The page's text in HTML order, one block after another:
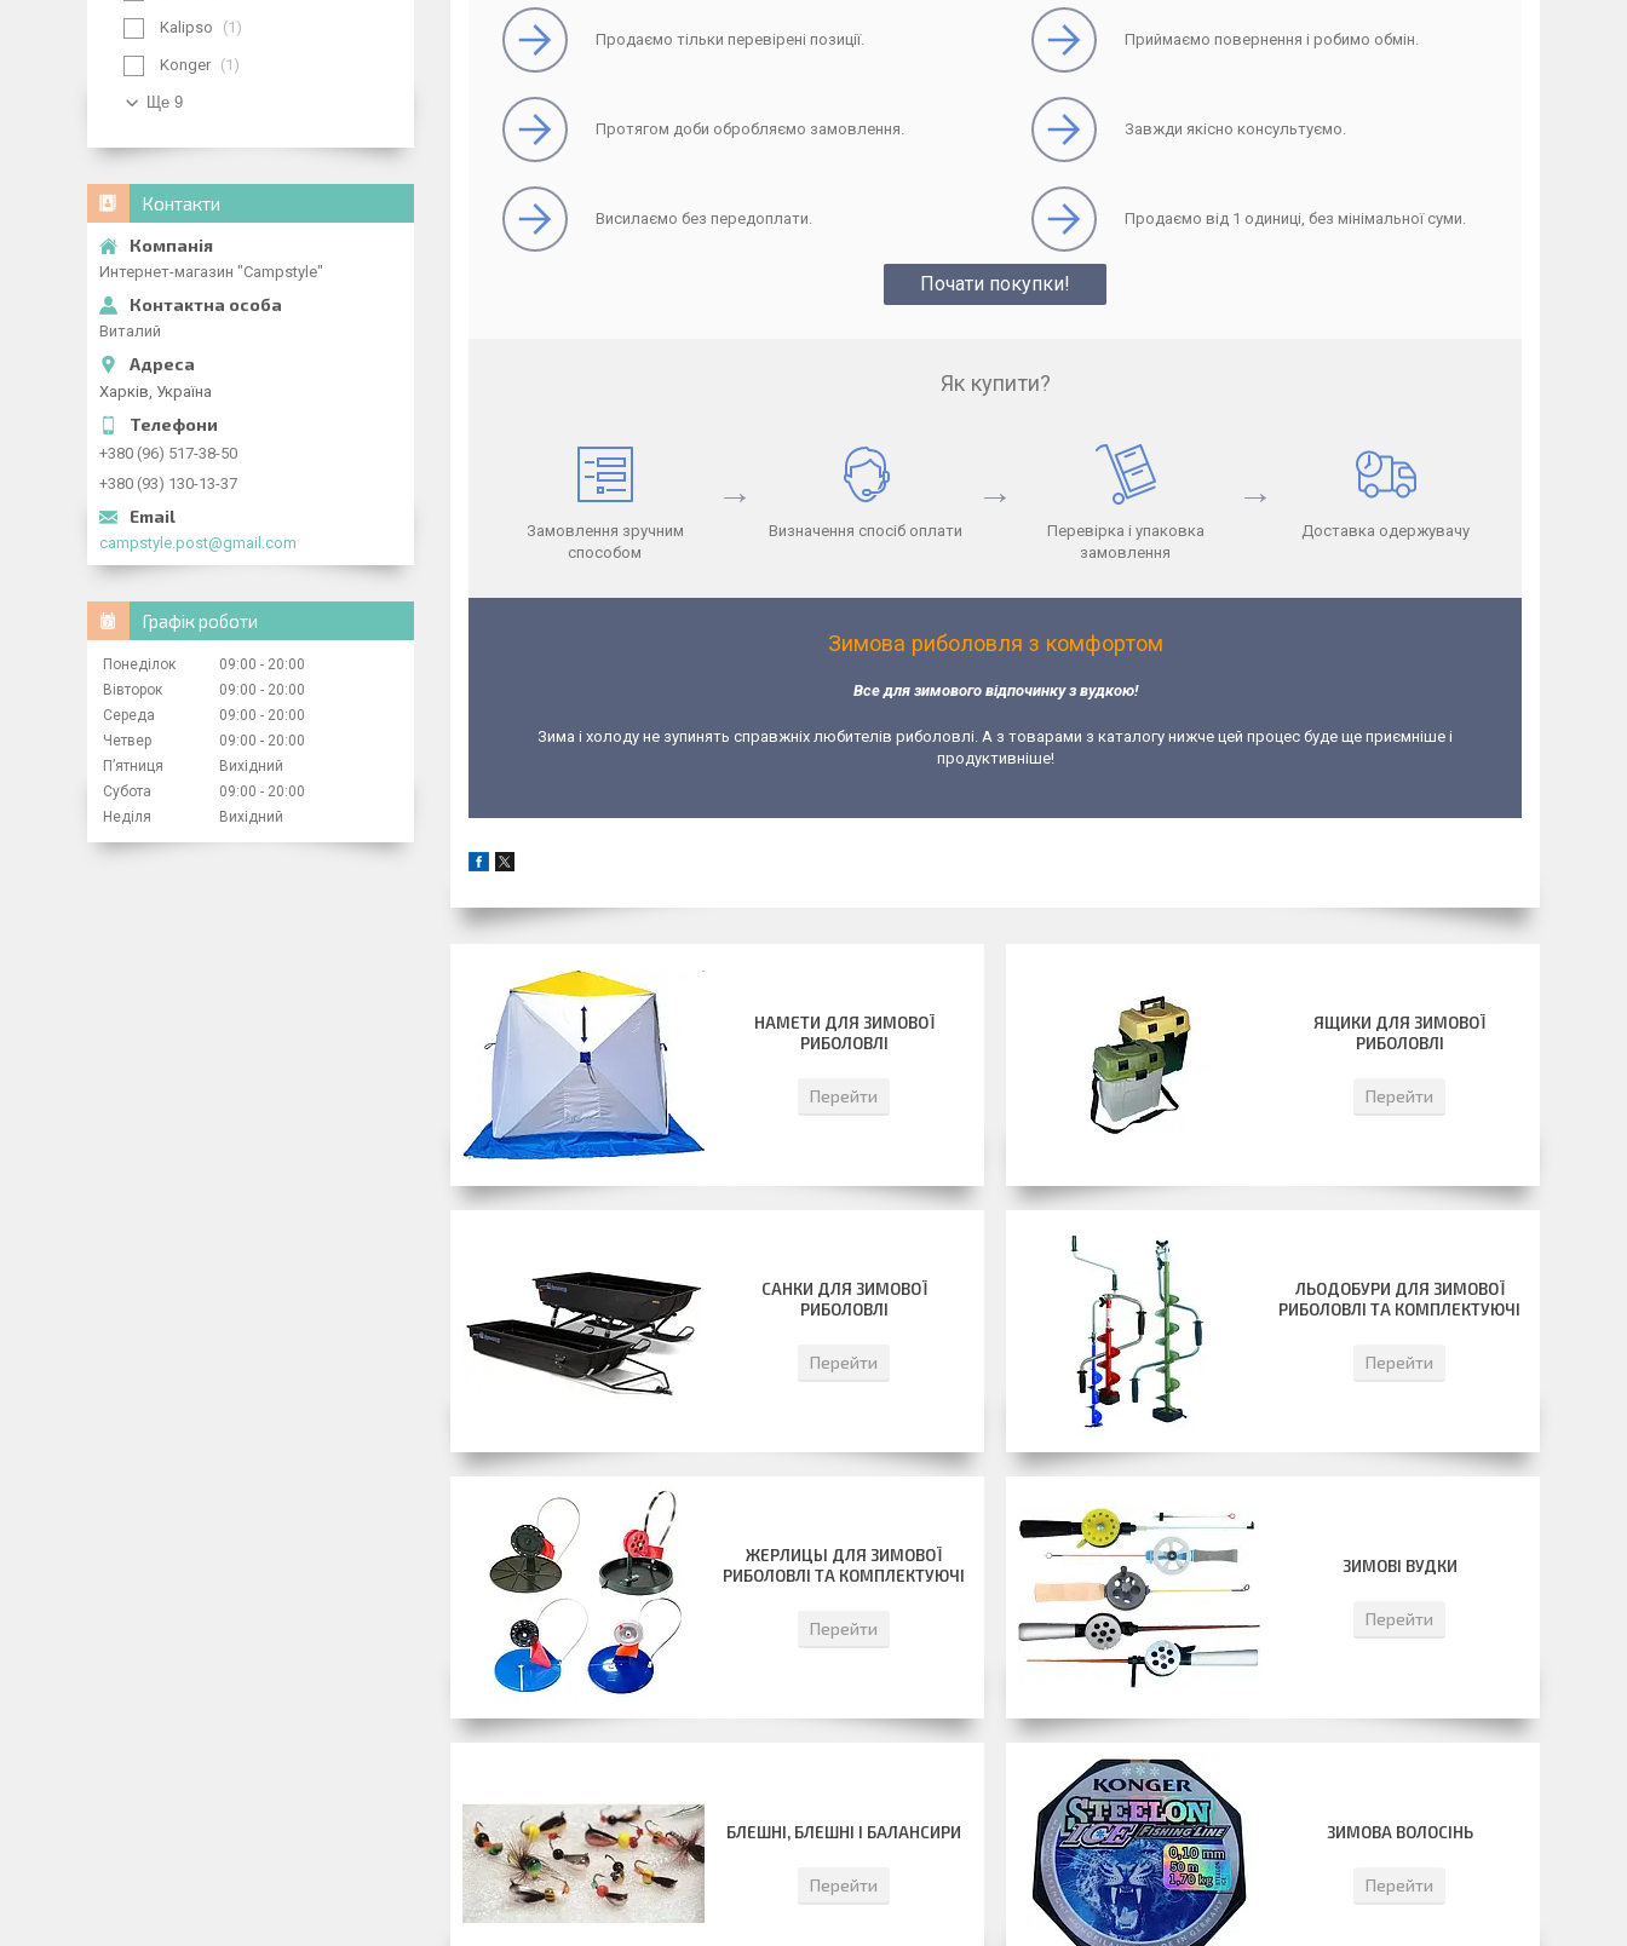
Продаємо тільки перевірені позиції.
Протягом доби обробляємо замовлення.
Висилаємо без передоплати.
Приймаємо повернення і робимо обмін.
Завжди якісно консультуємо.
Продаємо від 1 одиниці, без мінімальної суми.
Почати покупки!
Як купити?
→ → →
Замовлення зручним
способом
Визначення спосіб оплати
Перевірка і упаковка
замовлення
Доставка одержувачу
Зимова риболовля з комфортом
Все для зимового відпочинку з вудкою!
Зима і холоду не зупинять справжніх любителів риболовлі. А з товарами з каталогу нижче цей процес буде ще приємніше і
продуктивніше!
НАМЕТИ ДЛЯ ЗИМОВОЇ
РИБОЛОВЛІ
Перейти
ЯЩИКИ ДЛЯ ЗИМОВОЇ
РИБОЛОВЛІ
Перейти
САНКИ ДЛЯ ЗИМОВОЇ
РИБОЛОВЛІ
Перейти
ЛЬОДОБУРИ ДЛЯ ЗИМОВОЇ
РИБОЛОВЛІ ТА КОМПЛЕКТУЮЧІ
Перейти
ЖЕРЛИЦЫ ДЛЯ ЗИМОВОЇ
РИБОЛОВЛІ ТА КОМПЛЕКТУЮЧІ
Перейти
ЗИМОВІ ВУДКИ
Перейти
БЛЕШНІ, БЛЕШНІ І БАЛАНСИРИ
Перейти
ЗИМОВА ВОЛОСІНЬ
Перейти
Kalipso 1
Konger 1
Ще 9
Контакти
Интернет-магазин "Campstyle"
Виталий
Харків, Україна
+380 (96) 517-38-50
+380 (93) 130-13-37
campstyle.post@gmail.com
Графік роботи
Понеділок 09:00
20:00
Вівторок
09:00
20:00
Середа
09:00
20:00
Четвер
09:00
20:00
Пʼятниця
Вихідний
Субота
09:00
20:00
Неділя
Вихідний